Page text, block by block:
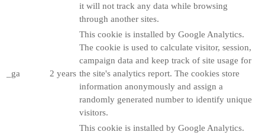
it will not track any data while browsing
through another sites.
_ga 2 years
This cookie is installed by Google Analytics.
The cookie is used to calculate visitor, session,
campaign data and keep track of site usage for
the site's analytics report. The cookies store
information anonymously and assign a
randomly generated number to identify unique
visitors.
This cookie is installed by Google Analytics.